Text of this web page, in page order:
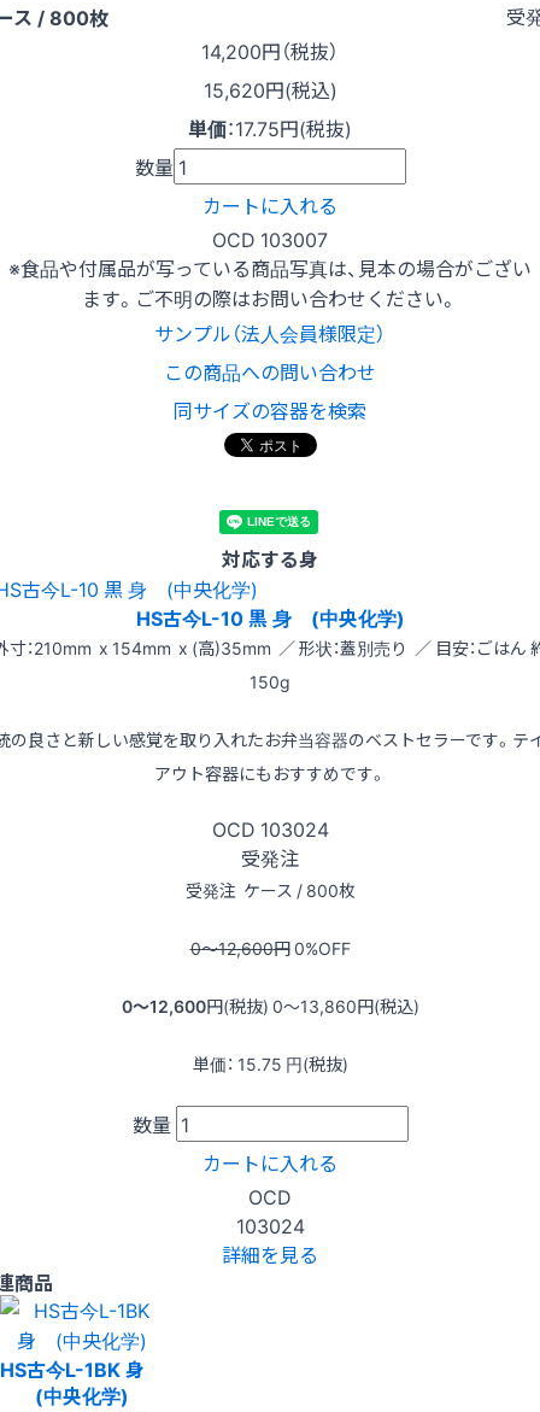
ス / 800枚
受
14,200円（税抜）
15,620円(税込)
単価：17.75円(税抜)
数量
カートに入れる
OCD 103007
※食品や付属品が写っている商品写真は、見本の場合がござい
ます。ご不明の際はお問い合わせください。
サンプル（法人会員様限定）
この商品への問い合わせ
同サイズの容器を検索
対応する身
HS古今L-10 黒 身 (中央化学)
寸：210mm x 154mm x (高)35mm ／ 形状：蓋別売り ／ 目安：ごはん
150g
の良さと新しい感覚を取り入れたお弁当容器のベストセラーです。テ
アウト容器にもおすすめです。
OCD 103024
受発注
受発注 ケース / 800枚
0〜12,600円0%OFF
0〜12,600円(税抜) 0〜13,860円(税込)
単価： 15.75 円(税抜)
数量
カートに入れる
OCD
103024
詳細を見る
商品
HS古今L-1BK 身
(中央化学)